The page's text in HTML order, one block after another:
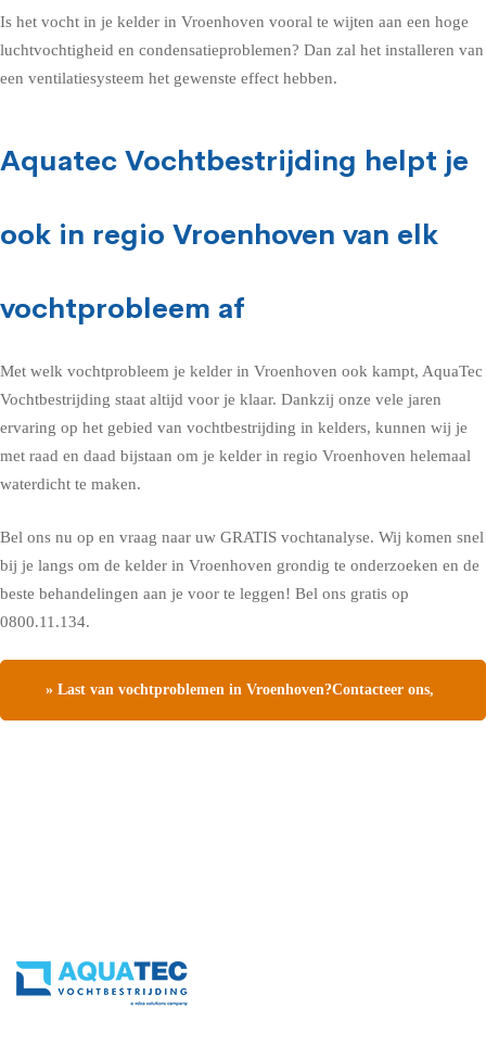
Is het vocht in je kelder in Vroenhoven vooral te wijten aan een hoge
luchtvochtigheid en condensatieproblemen? Dan zal het installeren van
een ventilatiesysteem het gewenste effect hebben.
Aquatec Vochtbestrijding helpt je
ook in regio Vroenhoven van elk
vochtprobleem af
Met welk vochtprobleem je kelder in Vroenhoven ook kampt, AquaTec
Vochtbestrijding staat altijd voor je klaar. Dankzij onze vele jaren
ervaring op het gebied van vochtbestrijding in kelders, kunnen wij je
met raad en daad bijstaan om je kelder in regio Vroenhoven helemaal
waterdicht te maken.
Bel ons nu op en vraag naar uw GRATIS vochtanalyse. Wij komen snel
bij je langs om de kelder in Vroenhoven grondig te onderzoeken en de
beste behandelingen aan je voor te leggen! Bel ons gratis op
0800.11.134.
» Last van vochtproblemen in Vroenhoven?Contacteer ons,